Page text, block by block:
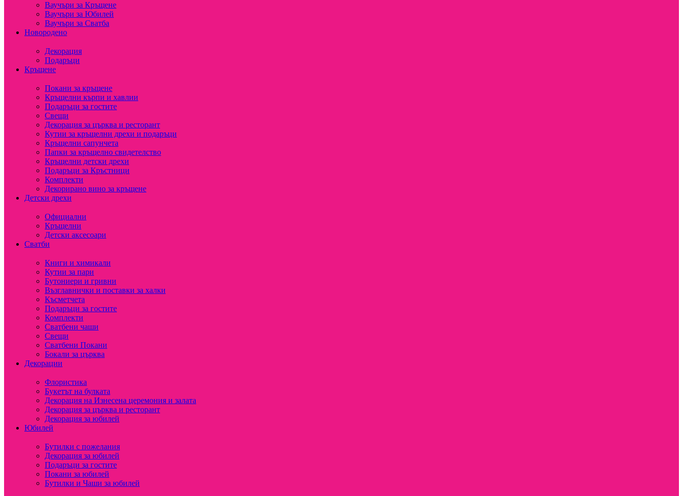
Ваучъри за Кръщене
Ваучъри за Юбилей
Ваучъри за Сватба
Новородено
Декорация
Подаръци
Кръщене
Покани за кръщене
Кръщелни кърпи и хавлии
Подаръци за гостите
Свещи
Декорация за църква и ресторант
Кутии за кръщелни дрехи и подаръци
Кръщелни сапунчета
Папки за кръщелно свидетелство
Кръщелни детски дрехи
Подаръци за Кръстници
Комплекти
Декорирано вино за кръщене
Детски дрехи
Официални
Кръщелни
Детски аксесоари
Сватби
Книги и химикали
Кутии за пари
Бутониери и гривни
Възглавнички и поставки за халки
Късметчета
Подаръци за гостите
Комплекти
Сватбени чаши
Свещи
Сватбени Покани
Бокали за църква
Декорации
Флористика
Букетът на булката
Декорация на Изнесена церемония и залата
Декорация за църква и ресторант
Декорация за юбилей
Юбилей
Бутилки с пожелания
Декорация за юбилей
Подаръци за гостите
Покани за юбилей
Бутилки и Чаши за юбилей